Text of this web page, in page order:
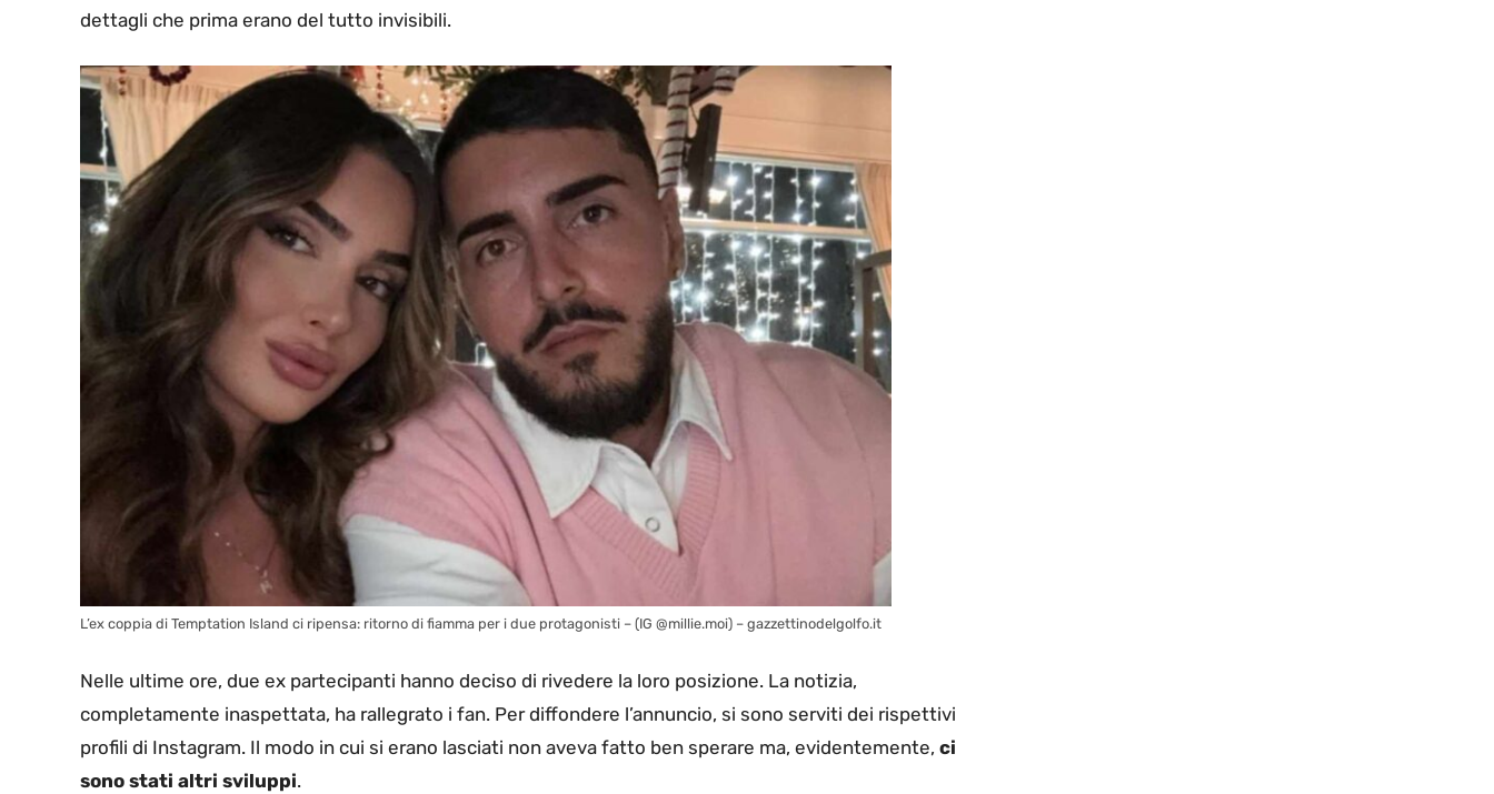
dettagli che prima erano del tutto invisibili.
L’ex coppia di Temptation Island ci ripensa: ritorno di fiamma per i due protagonisti – (IG @millie.moi) – gazzettinodelgolfo.it
Nelle ultime ore, due ex partecipanti hanno deciso di rivedere la loro posizione. La notizia,
completamente inaspettata, ha rallegrato i fan. Per diffondere l’annuncio, si sono serviti dei rispettivi
profili di Instagram. Il modo in cui si erano lasciati non aveva fatto ben sperare ma, evidentemente, ci
sono stati altri sviluppi.